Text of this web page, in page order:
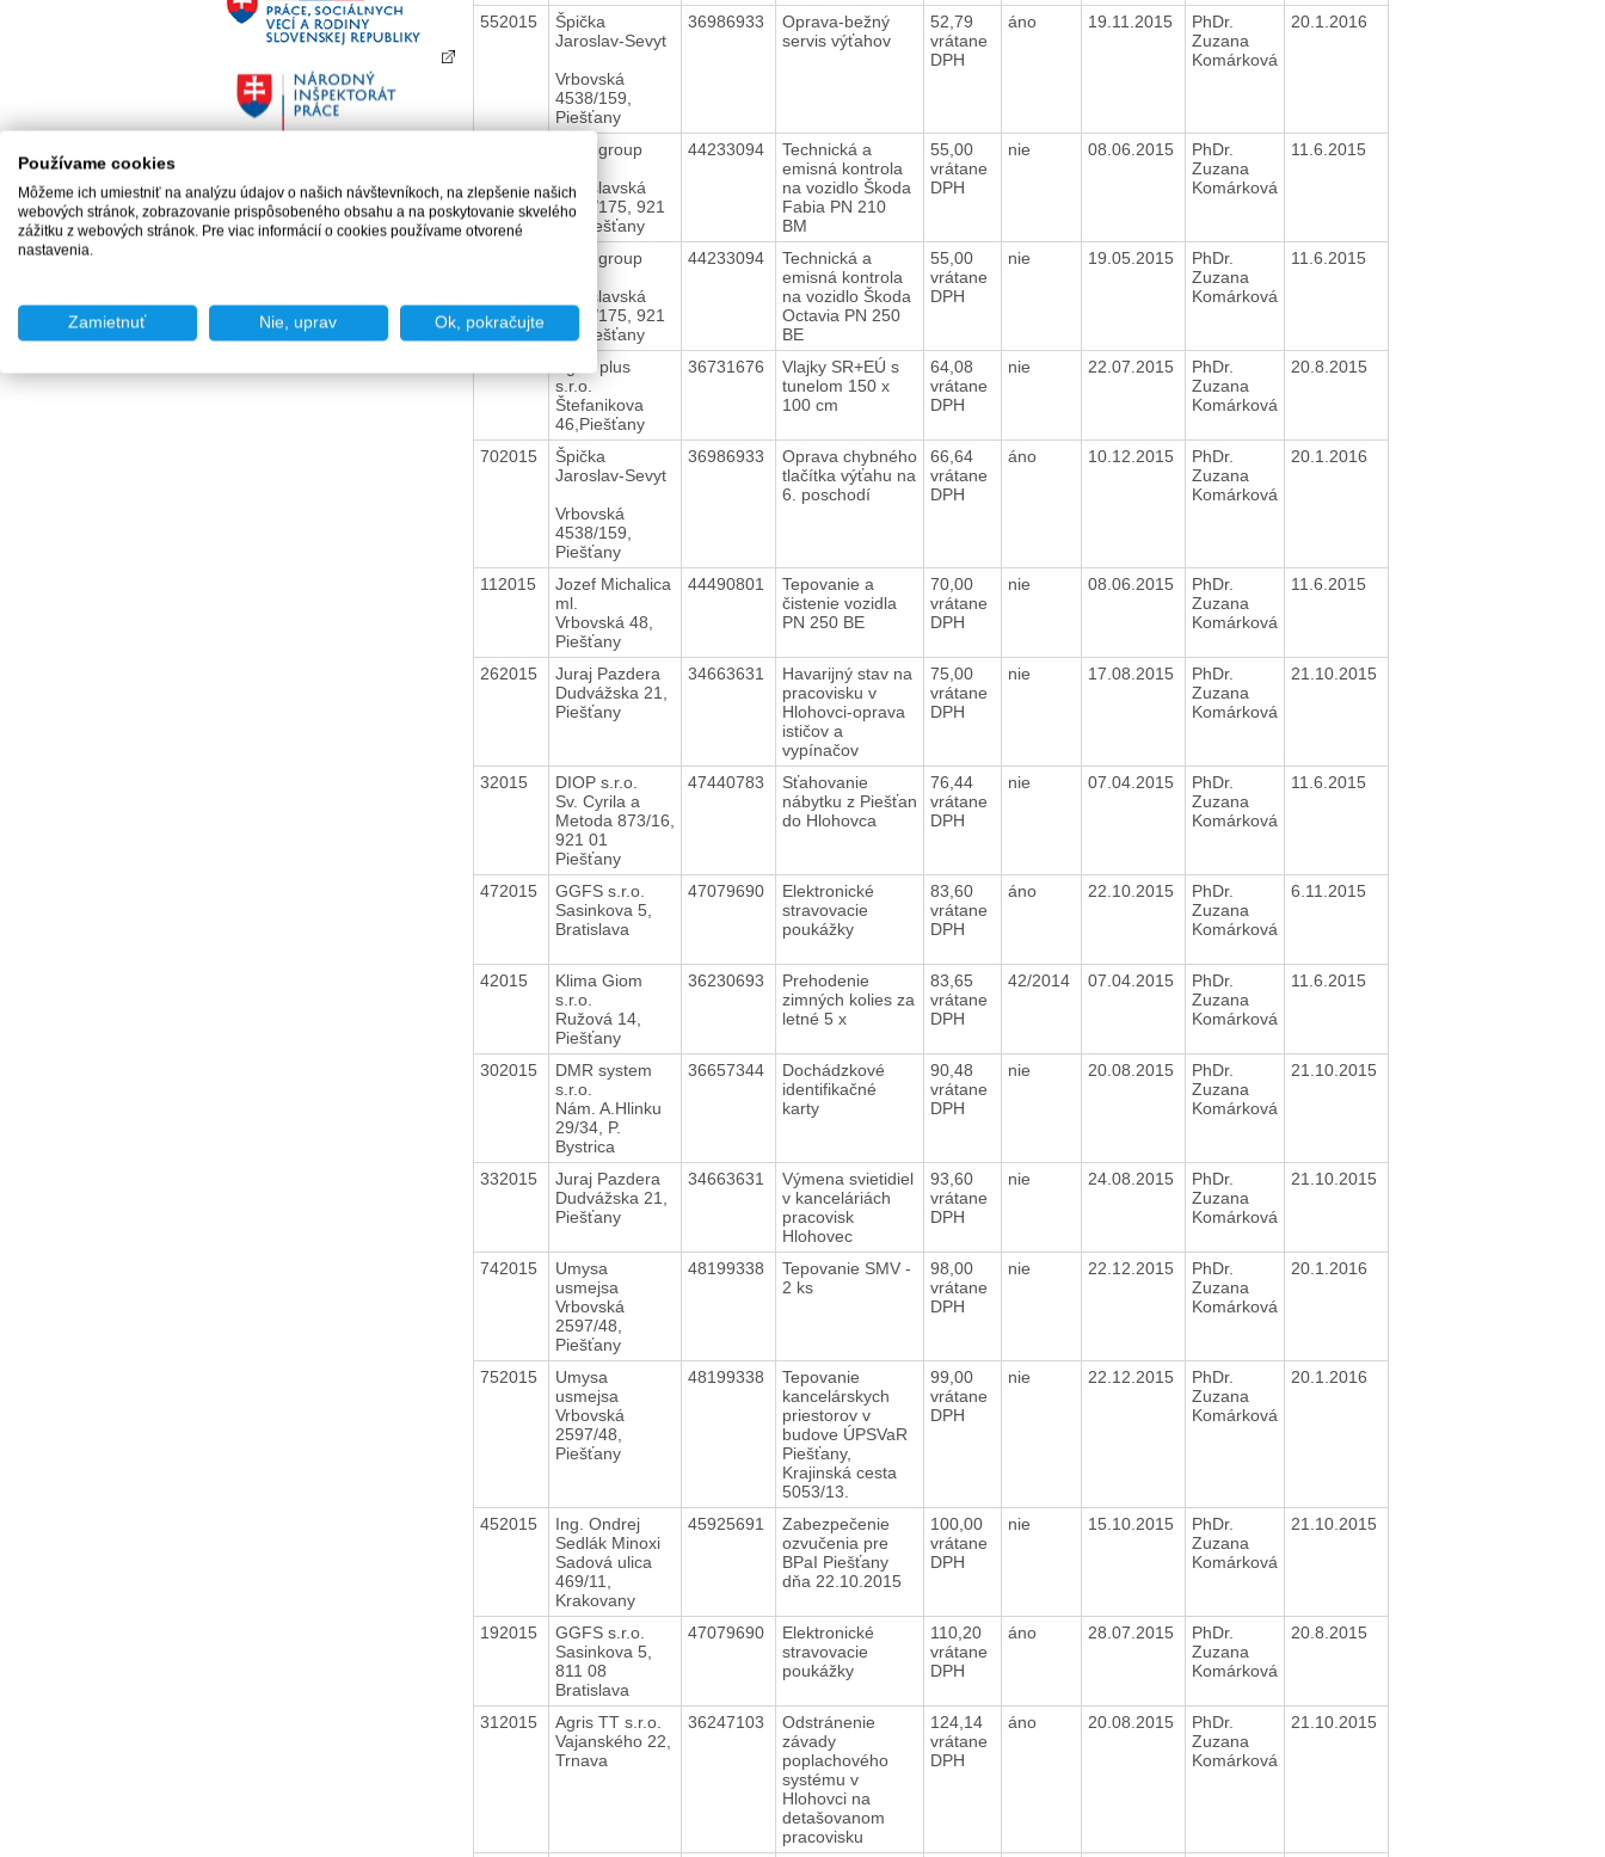
552015
Špička
Jaroslav-Sevyt
Vrbovská
4538/159,
Piešťany
36986933
Oprava-bežný
servis výťahov
52,79
vrátane
DPH
áno 19.11.2015
PhDr.
Zuzana
Komárková
20.1.2016
Hílek group
Bratislavská
7661/175, 921
01 Piešťany
44233094
Technická a
emisná kontrola
na vozidlo Škoda
Fabia PN 210
BM
55,00
vrátane
DPH
nie 08.06.2015
PhDr.
Zuzana
Komárková
11.6.2015
Hílek group
Bratislavská
7661/175, 921
01 Piešťany
44233094
Technická a
emisná kontrola
na vozidlo Škoda
Octavia PN 250
BE
55,00
vrátane
DPH
nie 19.05.2015
PhDr.
Zuzana
Komárková
11.6.2015
Agira plus
s.r.o.
Štefanikova
46,Piešťany
36731676
Vlajky SR+EÚ s
tunelom 150 x
100 cm
64,08
vrátane
DPH
nie 22.07.2015
PhDr.
Zuzana
Komárková
20.8.2015
702015
Špička
Jaroslav-Sevyt
Vrbovská
4538/159,
Piešťany
36986933
Oprava chybného
tlačítka výťahu na
6. poschodí
66,64
vrátane
DPH
áno 10.12.2015
PhDr.
Zuzana
Komárková
20.1.2016
112015
Jozef Michalica
ml.
Vrbovská 48,
Piešťany
44490801
Tepovanie a
čistenie vozidla
PN 250 BE
70,00
vrátane
DPH
nie 08.06.2015
PhDr.
Zuzana
Komárková
11.6.2015
262015
Juraj Pazdera
Dudvážska 21,
Piešťany
34663631
Havarijný stav na
pracovisku v
Hlohovci-oprava
ističov a
vypínačov
75,00
vrátane
DPH
nie 17.08.2015
PhDr.
Zuzana
Komárková
21.10.2015
32015
DIOP s.r.o.
Sv. Cyrila a
Metoda 873/16,
921 01
Piešťany
47440783
Sťahovanie
nábytku z Piešťan
do Hlohovca
76,44
vrátane
DPH
nie 07.04.2015
PhDr.
Zuzana
Komárková
11.6.2015
472015
GGFS s.r.o.
Sasinkova 5,
Bratislava
47079690
Elektronické
stravovacie
poukážky
83,60
vrátane
DPH
áno 22.10.2015
PhDr.
Zuzana
Komárková
6.11.2015
42015
Klima Giom
s.r.o.
Ružová 14,
Piešťany
36230693
Prehodenie
zimných kolies za
letné 5 x
83,65
vrátane
DPH
42/2014 07.04.2015
PhDr.
Zuzana
Komárková
11.6.2015
302015
DMR system
s.r.o.
Nám. A.Hlinku
29/34, P.
Bystrica
36657344
Dochádzkové
identifikačné
karty
90,48
vrátane
DPH
nie 20.08.2015
PhDr.
Zuzana
Komárková
21.10.2015
332015
Juraj Pazdera
Dudvážska 21,
Piešťany
34663631
Výmena svietidiel
v kanceláriách
pracovisk
Hlohovec
93,60
vrátane
DPH
nie 24.08.2015
PhDr.
Zuzana
Komárková
21.10.2015
742015
Umysa
usmejsa
Vrbovská
2597/48,
Piešťany
48199338
Tepovanie SMV -
2 ks
98,00
vrátane
DPH
nie 22.12.2015
PhDr.
Zuzana
Komárková
20.1.2016
752015
Umysa
usmejsa
Vrbovská
2597/48,
Piešťany
48199338
Tepovanie
kancelárskych
priestorov v
budove ÚPSVaR
Piešťany,
Krajinská cesta
5053/13.
99,00
vrátane
DPH
nie 22.12.2015
PhDr.
Zuzana
Komárková
20.1.2016
452015
Ing. Ondrej
Sedlák Minoxi
Sadová ulica
469/11,
Krakovany
45925691
Zabezpečenie
ozvučenia pre
BPaI Piešťany
dňa 22.10.2015
100,00
vrátane
DPH
nie 15.10.2015
PhDr.
Zuzana
Komárková
21.10.2015
192015
GGFS s.r.o.
Sasinkova 5,
811 08
Bratislava
47079690
Elektronické
stravovacie
poukážky
110,20
vrátane
DPH
áno 28.07.2015
PhDr.
Zuzana
Komárková
20.8.2015
312015
Agris TT s.r.o.
Vajanského 22,
Trnava
36247103
Odstránenie
závady
poplachového
systému v
Hlohovci na
detašovanom
pracovisku
124,14
vrátane
DPH
áno 20.08.2015
PhDr.
Zuzana
Komárková
21.10.2015
Používame cookies
Môžeme ich umiestniť na analýzu údajov o našich návštevníkoch, na zlepšenie našich
webových stránok, zobrazovanie prispôsobeného obsahu a na poskytovanie skvelého
zážitku z webových stránok. Pre viac informácií o cookies používame otvorené
nastavenia.
Zamietnuť Nie, uprav Ok, pokračujte